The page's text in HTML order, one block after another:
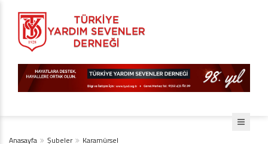
Anasayfa Şubeler
Karamürsel